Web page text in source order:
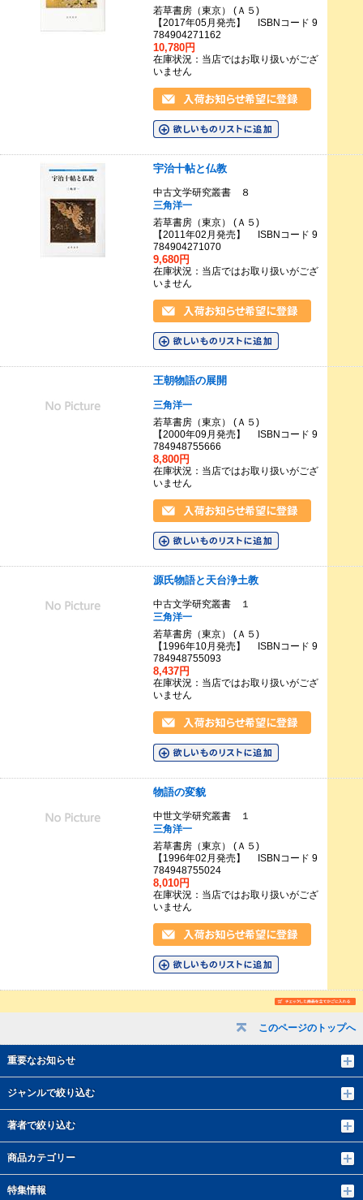
このページのトップへ
重要なお知らせ
ジャンルで絞り込む
著者で絞り込む
商品カテゴリー
特集情報
若草書房（東京） (Ａ５)
【2017年05月発売】 ISBNコード 9
784904271162
10,780円
在庫状況：当店ではお取り扱いがござ
いません
宇治十帖と仏教
中古文学研究叢書 ８
三角洋一
若草書房（東京） (Ａ５)
【2011年02月発売】 ISBNコード 9
784904271070
9,680円
在庫状況：当店ではお取り扱いがござ
いません
王朝物語の展開
三角洋一
若草書房（東京） (Ａ５)
【2000年09月発売】 ISBNコード 9
784948755666
8,800円
在庫状況：当店ではお取り扱いがござ
いません
源氏物語と天台浄土教
中古文学研究叢書 １
三角洋一
若草書房（東京） (Ａ５)
【1996年10月発売】 ISBNコード 9
784948755093
8,437円
在庫状況：当店ではお取り扱いがござ
いません
物語の変貌
中世文学研究叢書 １
三角洋一
若草書房（東京） (Ａ５)
【1996年02月発売】 ISBNコード 9
784948755024
8,010円
在庫状況：当店ではお取り扱いがござ
いません